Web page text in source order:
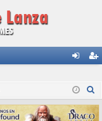
nti
fic
ist
ra
s